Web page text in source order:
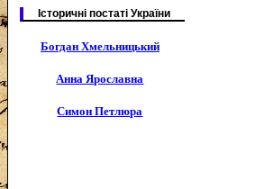
Історичні постаті України
Богдан Хмельницький
Анна Ярославна
Симон Петлюра